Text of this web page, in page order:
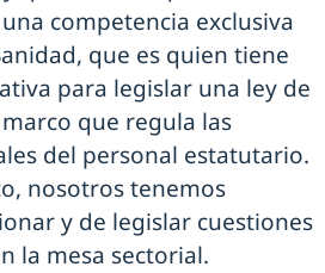
competencia exclusiva
que es quien tiene
para legislar una ley de
que regula las
del personal estatutario.
nosotros tenemos
y de legislar cuestiones
la mesa sectorial.